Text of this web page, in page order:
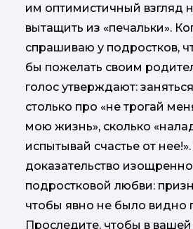
им оптимистичный взгляд
вытащить из «печальки».
спрашиваю у подростков,
бы пожелать своим
голос утверждают:
столько про «не трогай
мою жизнь», сколько
испытывай счастье от
доказательство
подростковой любви:
чтобы явно не было видно
Проследите, чтобы в